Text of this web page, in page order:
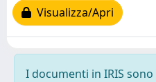
Visualizza/Apri
I documenti in IRIS